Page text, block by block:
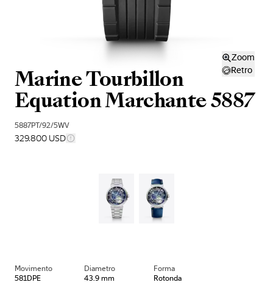
Zoom
Retro
Marine Tourbillon
Equation Marchante 5887
5887PT/92/5WV
329.800 USD
Movimento
581DPE
Diametro
43.9 mm
Forma
Rotonda